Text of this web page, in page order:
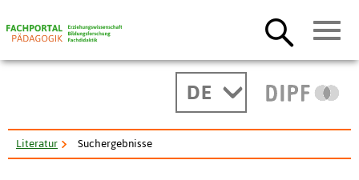
DE
Literatur Suchergebnisse